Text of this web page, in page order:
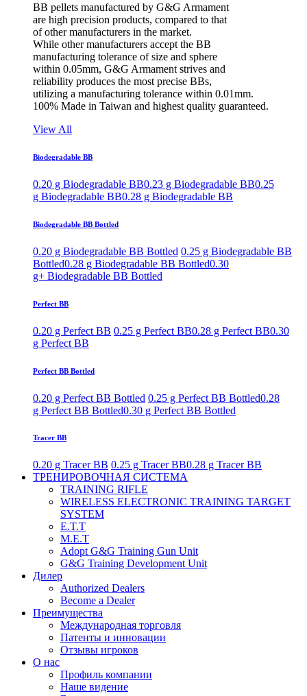
BB pellets manufactured by G&G Armament
are high precision products, compared to that
of other manufacturers in the market.
While other manufacturers accept the BB
manufacturing tolerance of size and sphere
within 0.05mm, G&G Armament strives and
reliability produces the most precise BBs,
utilizing a manufacturing tolerance within 0.01mm.
100% Made in Taiwan and highest quality guaranteed.
View All
Biodegradable BB
0.20 g Biodegradable BB0.23 g Biodegradable BB0.25
g Biodegradable BB0.28 g Biodegradable BB
Biodegradable BB Bottled
0.20 g Biodegradable BB Bottled 0.25 g Biodegradable BB
Bottled0.28 g Biodegradable BB Bottled0.30
g+ Biodegradable BB Bottled
Perfect BB
0.20 g Perfect BB 0.25 g Perfect BB0.28 g Perfect BB0.30
g Perfect BB
Perfect BB Bottled
0.20 g Perfect BB Bottled 0.25 g Perfect BB Bottled0.28
g Perfect BB Bottled0.30 g Perfect BB Bottled
Tracer BB
0.20 g Tracer BB 0.25 g Tracer BB0.28 g Tracer BB
ТРЕНИРОВОЧНАЯ СИСТЕМА
TRAINING RIFLE
WIRELESS ELECTRONIC TRAINING TARGET
SYSTEM
E.T.T
M.E.T
Adopt G&G Training Gun Unit
G&G Training Development Unit
Дилер
Authorized Dealers
Become a Dealer
Преимущества
Международная торговля
Патенты и инновации
Отзывы игроков
О нас
Профиль компании
Наше видение